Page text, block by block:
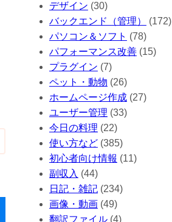
デザイン (30)
バックエンド（管理）
(172)
パソコン＆ソフト (78)
パフォーマンス改善(15)
プラグイン (7)
ペット・動物 (26)
ホームページ作成(27)
ユーザー管理 (33)
今日の料理 (22)
使い方など(385)
初心者向け情報 (11)
副収入 (44)
日記・雑記(234)
画像・動画(49)
翻訳ファイル(4)